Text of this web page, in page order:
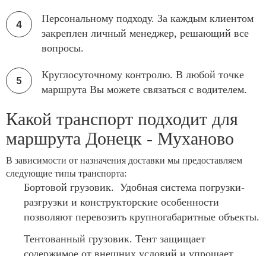
Персональному подходу. За каждым клиентом
закреплен личный менеджер, решающий все
вопросы.
Круглосуточному контролю. В любой точке
маршрута Вы можете связаться с водителем.
Какой транспорт подходит для
маршрута Донецк - Муханово
В зависимости от назначения доставки мы предоставляем
следующие типы транспорта:
Бортовой грузовик. Удобная система погрузки-
разгрузки и конструкторские особенности
позволяют перевозить крупногабаритные объекты.
Тентованный грузовик. Тент защищает